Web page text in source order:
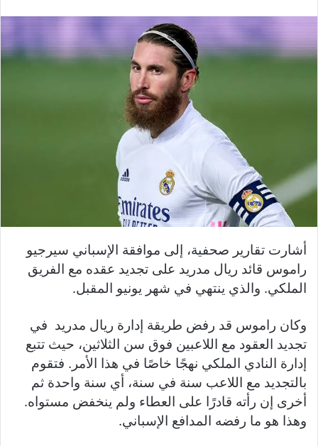
أشارت تقارير صحفية، إلى موافقة الإسباني سيرجيو
راموس قائد ريال مدريد على تجديد عقده مع الفريق
الملكي. والذي ينتهي في شهر يونيو المقبل.
وكان راموس قد رفض طريقة إدارة ريال مدريد في
تجديد العقود مع اللاعبين فوق سن الثلاثين، حيث تتبع
إدارة النادي الملكي نهجًا خاصًا في هذا الأمر. فتقوم
بالتجديد مع اللاعب سنة في سنة، أي سنة واحدة ثم
أخرى إن رأته قادرًا على العطاء ولم ينخفض مستواه.
وهذا هو ما رفضه المدافع الإسباني.